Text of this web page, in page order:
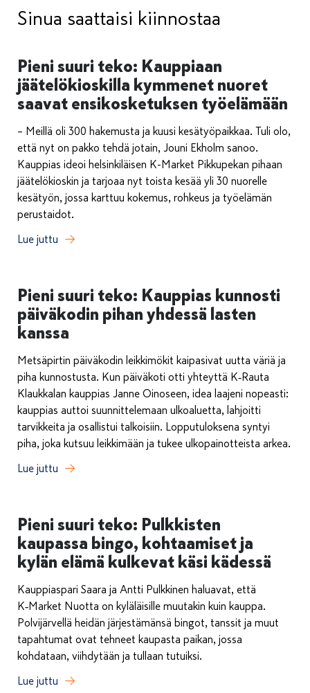
Sinua saattaisi kiinnostaa
Pieni suuri teko: Kauppiaan
jäätelökioskilla kymmenet nuoret
saavat ensikosketuksen työelämään
– Meillä oli 300 hakemusta ja kuusi kesätyöpaikkaa. Tuli olo,
että nyt on pakko tehdä jotain, Jouni Ekholm sanoo.
Kauppias ideoi helsinkiläisen K-Market Pikkupekan pihaan
jäätelökioskin ja tarjoaa nyt toista kesää yli 30 nuorelle
kesätyön, jossa karttuu kokemus, rohkeus ja työelämän
perustaidot.
Lue juttu
Pieni suuri teko: Kauppias kunnosti
päiväkodin pihan yhdessä lasten
kanssa
Metsäpirtin päiväkodin leikkimökit kaipasivat uutta väriä ja
piha kunnostusta. Kun päiväkoti otti yhteyttä K‑Rauta
Klaukkalan kauppias Janne Oinoseen, idea laajeni nopeasti:
kauppias auttoi suunnittelemaan ulkoaluetta, lahjoitti
tarvikkeita ja osallistui talkoisiin. Lopputuloksena syntyi
piha, joka kutsuu leikkimään ja tukee ulkopainotteista arkea.
Lue juttu
Pieni suuri teko: Pulkkisten
kaupassa bingo, kohtaamiset ja
kylän elämä kulkevat käsi kädessä
Kauppiaspari Saara ja Antti Pulkkinen haluavat, että
K‑Market Nuotta on kyläläisille muutakin kuin kauppa.
Polvijärvellä heidän järjestämänsä bingot, tanssit ja muut
tapahtumat ovat tehneet kaupasta paikan, jossa
kohdataan, viihdytään ja tullaan tutuiksi.
Lue juttu